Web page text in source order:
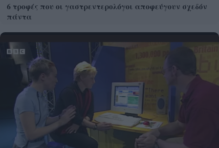
6 τροφές που οι γαστρεντερολόγοι αποφεύγουν σχεδόν
πάντα